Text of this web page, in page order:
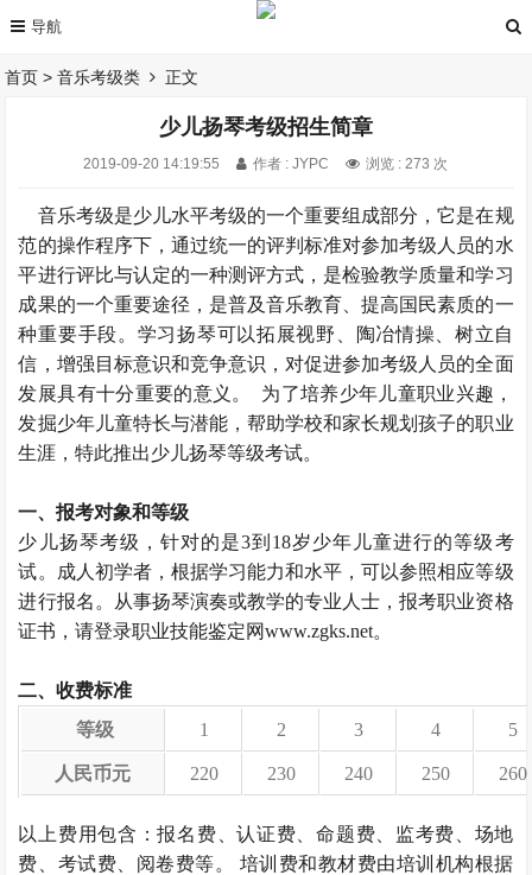
首页 >音乐考级类 正文
少儿扬琴考级招生简章
2019-09-20 14:19:55 作者 : JYPC 浏览 : 273 次
音乐考级是少儿水平考级的一个重要组成部分，它是在规
范的操作程序下，通过统一的评判标准对参加考级人员的水
平进行评比与认定的一种测评方式，是检验教学质量和学习
成果的一个重要途径，是普及音乐教育、提高国民素质的一
种重要手段。学习扬琴可以拓展视野、陶冶情操、树立自
信，增强目标意识和竞争意识，对促进参加考级人员的全面
发展具有十分重要的意义。 为了培养少年儿童职业兴趣，
发掘少年儿童特长与潜能，帮助学校和家长规划孩子的职业
生涯，特此推出少儿扬琴等级考试。
一、报考对象和等级
少儿扬琴考级，针对的是3到18岁少年儿童进行的等级考
试。成人初学者，根据学习能力和水平，可以参照相应等级
进行报名。从事扬琴演奏或教学的专业人士，报考职业资格
证书，请登录职业技能鉴定网www.zgks.net。
二、收费标准
等级
1 2 3 4 5
人民币元 220 230 240 250 260
以上费用包含：报名费、认证费、命题费、监考费、场地
费、考试费、阅卷费等。 培训费和教材费由培训机构根据